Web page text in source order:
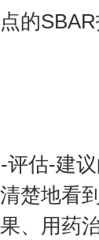
的
估-建
楚地看
、用药